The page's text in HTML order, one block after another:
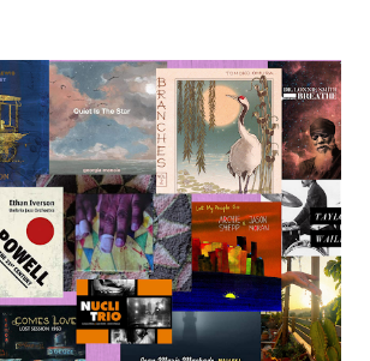
y, muy especialmente, los músicos.
En Contención) es un proyecto de
un grupo de trabajo internacional
Journalists Association . Nuestra meta
cancelada: no perder ni una nota
de contención. Sabemos bien que el impacto
inevitable pero creemos que en esta
l...